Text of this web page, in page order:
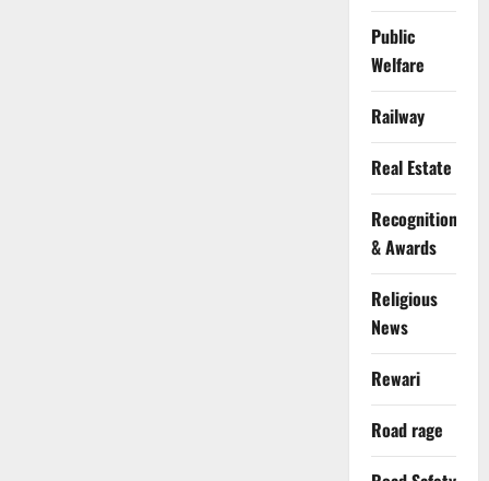
Public
Welfare
Railway
Real Estate
Recognition
& Awards
Religious
News
Rewari
Road rage